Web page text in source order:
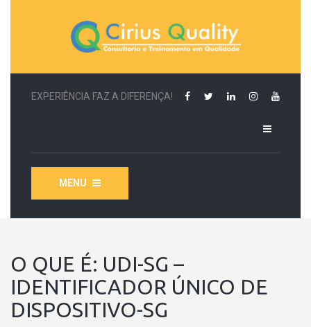
EXPERIÊNCIA FAZ A DIFERENÇA!
MENU
O QUE É: UDI-SG –
IDENTIFICADOR ÚNICO DE
DISPOSITIVO-SG